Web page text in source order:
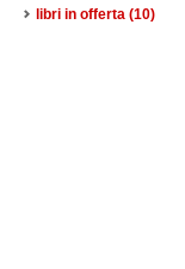
libri in offerta (10)